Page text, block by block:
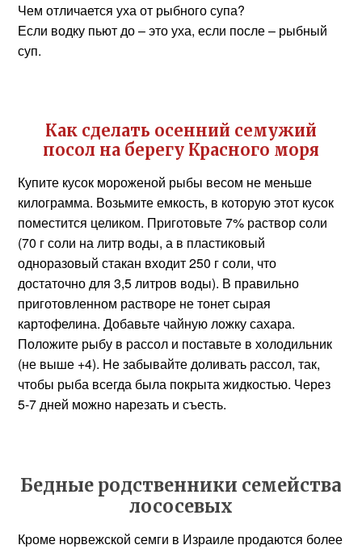
Чем отличается уха от рыбного супа?
Если водку пьют до – это уха, если после – рыбный
суп.
Как сделать осенний семужий
посол на берегу Красного моря
Купите кусок мороженой рыбы весом не меньше
килограмма. Возьмите емкость, в которую этот кусок
поместится целиком. Приготовьте 7% раствор соли
(70 г соли на литр воды, а в пластиковый
одноразовый стакан входит 250 г соли, что
достаточно для 3,5 литров воды). В правильно
приготовленном растворе не тонет сырая
картофелина. Добавьте чайную ложку сахара.
Положите рыбу в рассол и поставьте в холодильник
(не выше +4). Не забывайте доливать рассол, так,
чтобы рыба всегда была покрыта жидкостью. Через
5-7 дней можно нарезать и съесть.
Бедные родственники семейства
лососевых
Кроме норвежской семги в Израиле продаются более